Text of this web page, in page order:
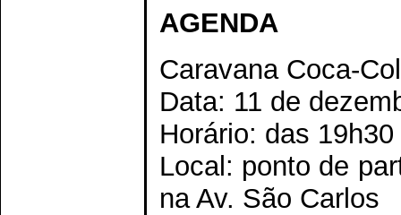
AGENDA
Caravana Coca-
Data: 11 de
Horário: das
Local: ponto de
na Av. São Carlos